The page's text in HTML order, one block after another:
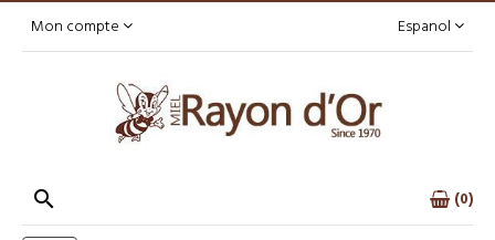
Espanol
Mon compte
 0